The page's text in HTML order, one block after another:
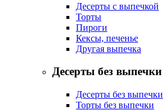
Десерты с выпечкой
Торты
Пироги
Кексы, печенье
Другая выпечка
Десерты без выпечки
Десерты без выпечки
Торты без выпечки